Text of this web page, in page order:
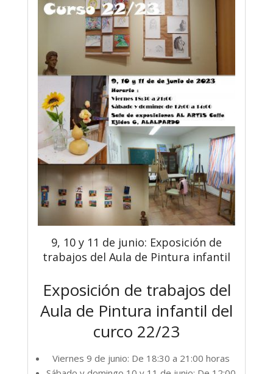
9, 10 y 11 de junio: Exposición de
trabajos del Aula de Pintura infantil
Exposición de trabajos del
Aula de Pintura infantil del
curco 22/23
Viernes 9 de junio: De 18:30 a 21:00 horas